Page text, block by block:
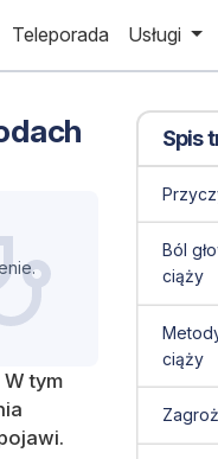
Teleporada Usługi
W tym
Spis
Ból
ciąży
ciąży